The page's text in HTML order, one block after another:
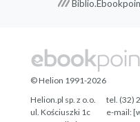
© Helion 1991-2026
Helion.pl sp. z o.o.
ul. Kościuszki 1c
tel. (32)
e-mail: